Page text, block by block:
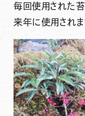
毎回使用された苔
来年に使用されま